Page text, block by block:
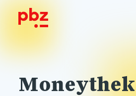
Moneythek